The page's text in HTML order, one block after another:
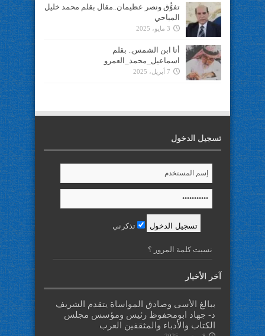
تفوُّق ونصر عظيمان..مقال بقلم محمد خليل
المياحي
3 مايو، 2025
أنا ابن الشمس.. بقلم
اسماعيل_محمد_العمرو
7 أبريل، 2025
تسجيل الدخول
تذكرني
نسيت كلمة المرور ؟
آخر الأخبار
ببالغ الأسى وصادق المواساة يتقدم الشريف
د- جهاد ابومحفوظ رئيس ومؤسس مجلس
الكتاب والأدباء والمثقفين العرب